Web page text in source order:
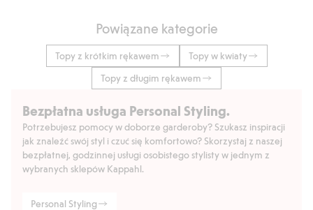
Powiązane kategorie
Topy z krótkim rękawem
Topy w kwiaty
Topy z długim rękawem
Bezpłatna usługa Personal Styling.
Potrzebujesz pomocy w doborze garderoby? Szukasz inspiracji
jak znaleźć swój styl i czuć się komfortowo? Skorzystaj z naszej
bezpłatnej, godzinnej usługi osobistego stylisty w jednym z
wybranych sklepów Kappahl.
Personal Styling